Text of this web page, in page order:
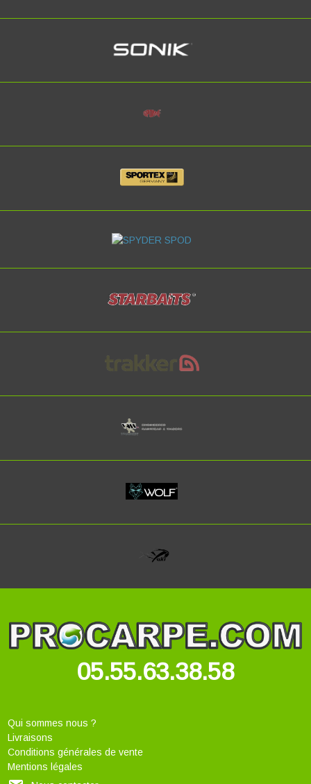
05.55.63.38.58
Qui sommes nous ?
Livraisons
Conditions générales de vente
Mentions légales